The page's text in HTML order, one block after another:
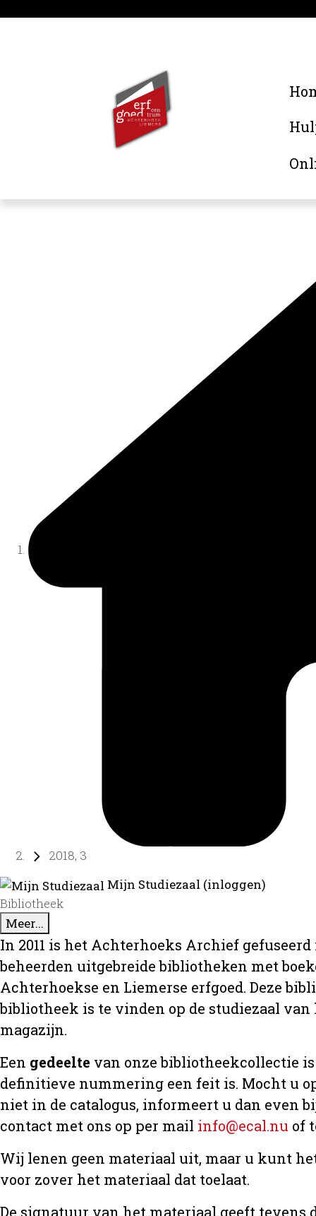
2018, 3
Mijn Studiezaal (inloggen)
Bibliotheek
Meer...
In 2011 is het Achterhoeks Archief
beheerden uitgebreide bibliotheken met
Achterhoekse en Liemerse erfgoed. Deze
bibliotheek is te vinden op de studiezaal
magazijn.
Een gedeelte van onze bibliotheekcollectie
definitieve nummering een feit is. Mocht u
niet in de catalogus, informeert u dan even
contact met ons op per mail info@ecal.nu of
Wij lenen geen materiaal uit, maar u kunt
voor zover het materiaal dat toelaat.
De signatuur van het materiaal geeft tevens